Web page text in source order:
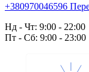
+380970046596
Нд - Чт: 9:00 - 22:00
Пт - Сб: 9:00 - 23:00